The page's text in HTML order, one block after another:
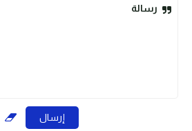
رسالة